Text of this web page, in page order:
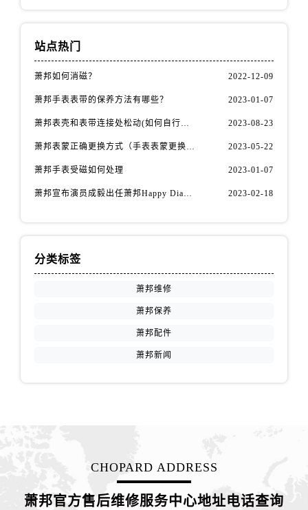
安徽省宣城市宣州区叠嶂西路萧邦售后服务中心（需提前预约）
江苏省宿迁市宿城区西湖路萧邦售后服务中心（需提前预约）
江苏省徐州市鼓楼区淮海东路29号苏宁广场IFC国际金融中心35层3508室萧邦售后服务中心（需提前预约）
江西省新余市渝水区北湖西路萧邦售后服务中心（需提前预约）
站点热门
萧邦如何消磁？ 2022-12-09
萧邦手表表带的保养方法有哪些？ 2023-01-07
萧邦表壳和表带连接处松动(如何自行修复) 2023-08-23
萧邦表蒙正确更换方式（手表表蒙更换知识） 2023-05-22
萧邦手表受磁如何处理 2023-01-07
萧邦宣布演员成毅出任萧邦Happy Diamonds系列品牌大使 2023-02-18
分类标签
萧邦维修
萧邦保养
萧邦配件
萧邦新闻
CHOPARD ADDRESS
萧邦官方售后维修服务中心地址电话查询